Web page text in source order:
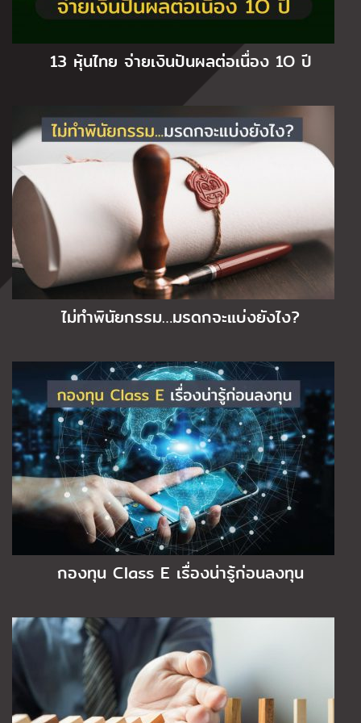
13 หุ้นไทย จ่ายเงินปันผลต่อเนื่อง 1O ปี
ไม่ทำพินัยกรรม…มรดกจะแบ่งยังไง?
กองทุน Class E เรื่องน่ารู้ก่อนลงทุน